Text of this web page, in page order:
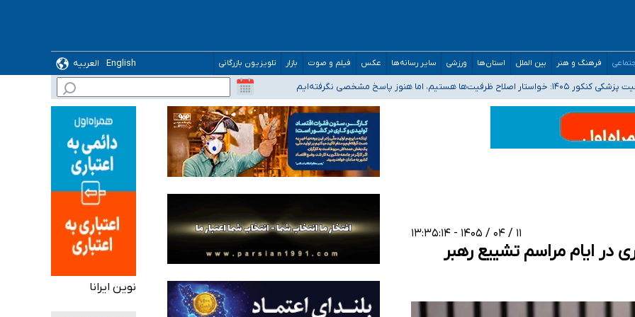
فرهنگ و هنر بین الملل استان‌ها ورزشی سایر رسانه‌ها عکس فیلم و صوت بازار تلویزیون بازرگانی English
العربیه
فرماندهی صحنه عملیات و دکترای تخصصی جغرافیای نظامی دافوس آجا
بیمه
و کرمان بالاتر از آستانه هشدار
۱۱ / ۰۴ / ۱۴۰۵ - ۱۳:۳۵:۱۴
در ایام مراسم تشییع رهبر
نوین ایرانا